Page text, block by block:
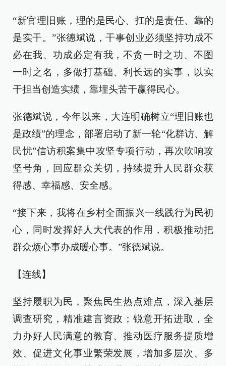
“新官理旧账，理的是民心、扛的是责任、靠的
是实干。”张德斌说，干事创业必须坚持功成不
必在我、功成必定有我，不贪一时之功、不图
一时之名，多做打基础、利长远的实事，以实
干担当创造实绩，靠埋头苦干赢得民心。
张德斌说，今年以来，大连明确树立“理旧账也
是政绩”的理念，部署启动了新一轮“化群访、解
民忧”信访积案集中攻坚专项行动，再次吹响攻
坚号角，回应群众关切，持续提升人民群众获
得感、幸福感、安全感。
“接下来，我将在乡村全面振兴一线践行为民初
心，同时发挥好人大代表的作用，积极推动把
群众烦心事办成暖心事。”张德斌说。
【连线】
坚持履职为民，聚焦民生热点难点，深入基层
调查研究，精准建言资政；锐意开拓进取，全
力办好人民满意的教育、推动医疗服务提质增
效、促进文化事业繁荣发展，增加多层次、多